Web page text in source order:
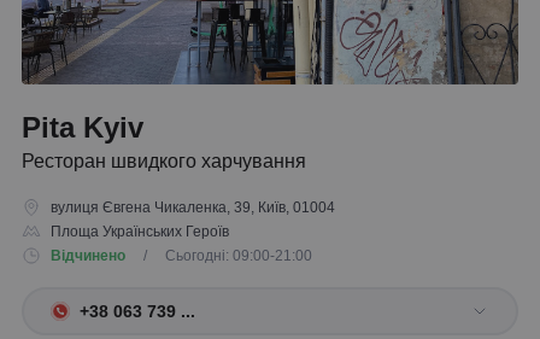
Pita Kyiv
Ресторан швидкого харчування
вулиця Євгена Чикаленка, 39, Київ, 01004
Площа Українських Героїв
Відчинено
/ Сьогодні: 09:00-21:00
+38 063 739 ...